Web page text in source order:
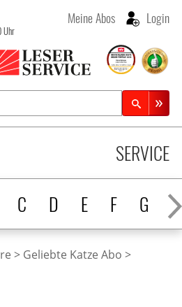
Uhr
Meine Abos Login
C D E F G H
SERVICE
Geliebte Katze Abo